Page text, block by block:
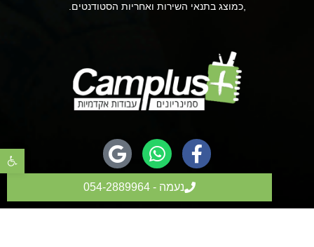
פתח
נעמה - 054-2889964
,כמוצג בתנאי השירות ואחריות הסטודנטים.